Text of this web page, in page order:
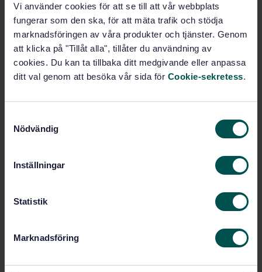
Vi använder cookies för att se till att vår webbplats
fungerar som den ska, för att mäta trafik och stödja
marknadsföringen av våra produkter och tjänster. Genom
att klicka på "Tillåt alla", tillåter du användning av
cookies. Du kan ta tillbaka ditt medgivande eller anpassa
ditt val genom att besöka vår sida för Cookie-sekretess.
Nödvändig
Inställningar
Statistik
Marknadsföring
PDF
Lägg i varukorgen
Fler alternativ
Aluminium, SIS/TK 624/AG 01
Internationell titel:
Aluminium and aluminium
2: Mechanical properties
Antal sidor:108